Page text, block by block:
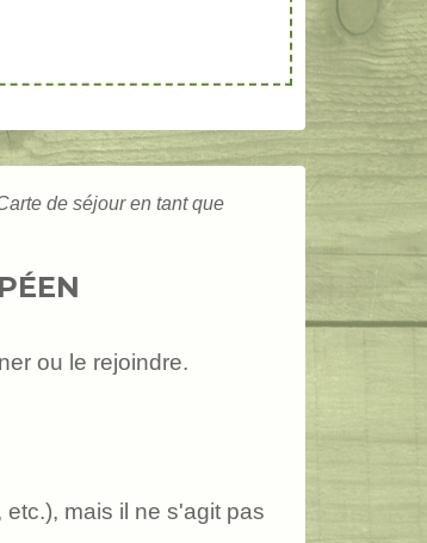
de séjour en tant que
ou le rejoindre.
mais il ne s'agit pas